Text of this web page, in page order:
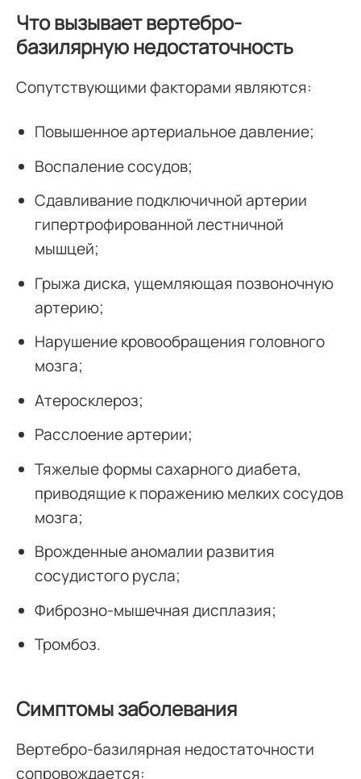
Что вызывает вертебро-
базилярную недостаточность
Сопутствующими факторами являются:
Повышенное артериальное давление;
Воспаление сосудов;
Сдавливание подключичной артерии
гипертрофированной лестничной
мышцей;
Грыжа диска, ущемляющая позвоночную
артерию;
Нарушение кровообращения головного
мозга;
Атеросклероз;
Расслоение артерии;
Тяжелые формы сахарного диабета,
приводящие к поражению мелких сосудов
мозга;
Врожденные аномалии развития
сосудистого русла;
Фиброзно-мышечная дисплазия;
Тромбоз.
Симптомы заболевания
Вертебро-базилярная недостаточности
сопровождается: